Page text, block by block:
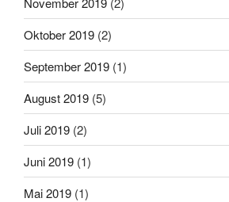
Oktober 2019 (2)
September 2019 (1)
August 2019 (5)
Juli 2019 (2)
Juni 2019 (1)
Mai 2019 (1)